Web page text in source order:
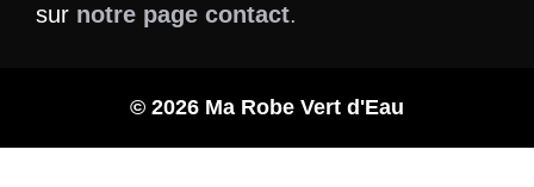
sur notre page contact.
© 2026 Ma Robe Vert d'Eau